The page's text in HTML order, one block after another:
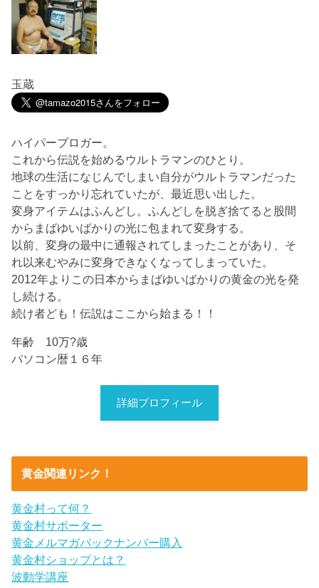
玉蔵
ハイパーブロガー。
これから伝説を始めるウルトラマンのひとり。
地球の生活になじんでしまい自分がウルトラマンだった
ことをすっかり忘れていたが、最近思い出した。
変身アイテムはふんどし。ふんどしを脱ぎ捨てると股間
からまばゆいばかりの光に包まれて変身する。
以前、変身の最中に通報されてしまったことがあり、そ
れ以来むやみに変身できなくなってしまっていた。
2012年よりこの日本からまばゆいばかりの黄金の光を発
し続ける。
続け者ども！伝説はここから始まる！！
年齢 10万?歳
パソコン暦１６年
詳細プロフィール
黄金関連リンク！
黄金村って何？
黄金村サポーター
黄金メルマガバックナンバー購入
黄金村ショップとは？
波動学講座